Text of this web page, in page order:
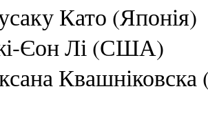
Като (Японія)
Єон Лі (США)